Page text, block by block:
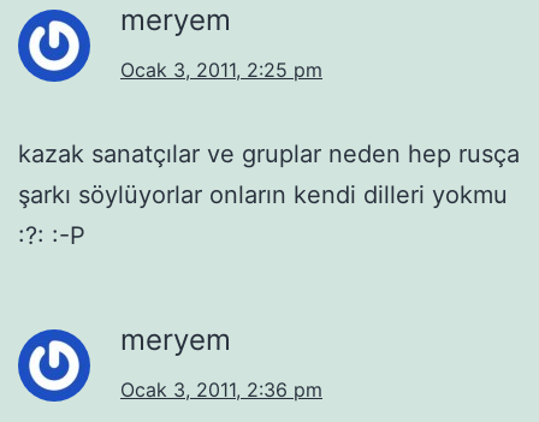
meryem
Ocak 3, 2011, 2:25 pm
kazak sanatçılar ve gruplar neden hep rusça
şarkı söylüyorlar onların kendi dilleri yokmu
:?: :-P
meryem
Ocak 3, 2011, 2:36 pm